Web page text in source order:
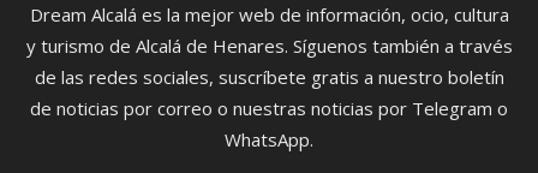
Dream Alcalá es la mejor web de información, ocio, cultura
y turismo de Alcalá de Henares. Síguenos también a través
de las redes sociales, suscríbete gratis a nuestro boletín
de noticias por correo o nuestras noticias por Telegram o
WhatsApp.